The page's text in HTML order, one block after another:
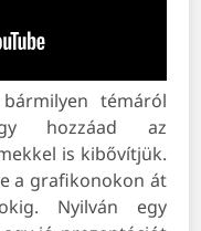
témáról
hozzáad az
is kibővítjük.
a grafikonokon át
Nyilván egy